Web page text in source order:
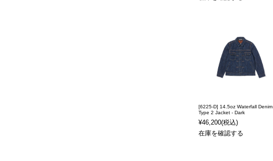
[6225-D] 14.5oz Waterfall Denim
Type 2 Jacket - Dark
¥46,200(税込)
在庫を確認する